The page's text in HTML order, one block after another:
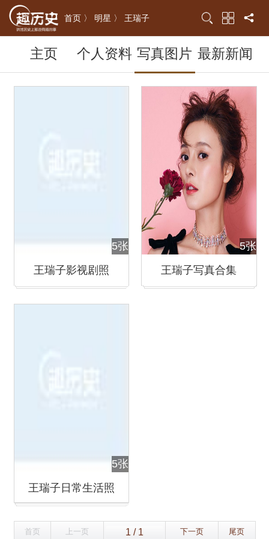
首页 〉 明星 〉 王瑞子
主页 个人资料 写真图片 最新新闻
5张
王瑞子影视剧照
5张
王瑞子写真合集
5张
王瑞子日常生活照
首页 上一页 下一页 尾页